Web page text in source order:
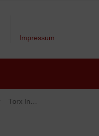
Impressum
Winkel